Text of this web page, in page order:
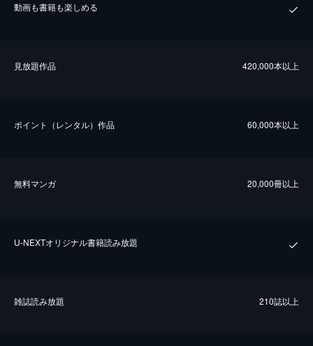
動画も書籍も楽しめる
⾒放題作品 420,000本以上
ポイント（レンタル）作品 60,000本以上
無料マンガ 20,000冊以上
U-NEXTオリジナル書籍読み放題
雑誌読み放題 210誌以上